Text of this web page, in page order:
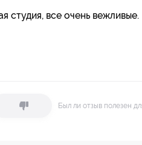
студия, все очень вежливые.
Был ли отзыв полезен